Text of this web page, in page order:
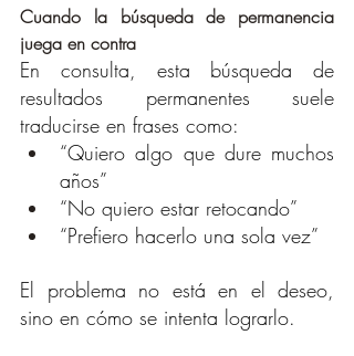
Cuando la búsqueda de permanencia
juega en contra
En consulta, esta búsqueda de
resultados permanentes suele
traducirse en frases como:
“Quiero algo que dure muchos
años”
“No quiero estar retocando”
“Prefiero hacerlo una sola vez”
El problema no está en el deseo,
sino en cómo se intenta lograrlo.